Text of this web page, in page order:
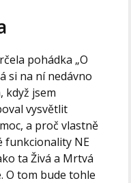
pohádka „O
si na ní nedávno
když jsem
vysvětlit
a proč vlastně
funkcionality NE
ta Živá a Mrtvá
O tom bude tohle